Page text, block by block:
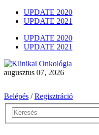
UPDATE 2020
UPDATE 2021
UPDATE 2020
UPDATE 2021
augusztus 07, 2026
Belépés / Regisztráció